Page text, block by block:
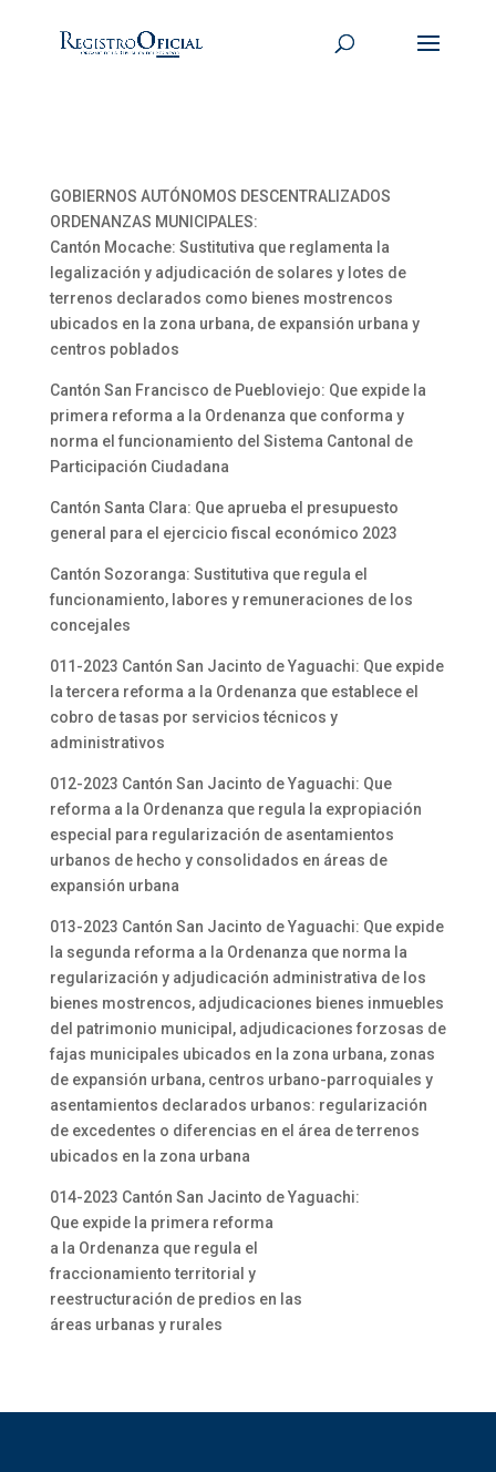
GOBIERNOS AUTÓNOMOS DESCENTRALIZADOS
ORDENANZAS MUNICIPALES:
Cantón Mocache: Sustitutiva que reglamenta la
legalización y adjudicación de solares y lotes de
terrenos declarados como bienes mostrencos
ubicados en la zona urbana, de expansión urbana y
centros poblados
Cantón San Francisco de Puebloviejo: Que expide la
primera reforma a la Ordenanza que conforma y
norma el funcionamiento del Sistema Cantonal de
Participación Ciudadana
Cantón Santa Clara: Que aprueba el presupuesto
general para el ejercicio fiscal económico 2023
Cantón Sozoranga: Sustitutiva que regula el
funcionamiento, labores y remuneraciones de los
concejales
011-2023 Cantón San Jacinto de Yaguachi: Que expide
la tercera reforma a la Ordenanza que establece el
cobro de tasas por servicios técnicos y
administrativos
012-2023 Cantón San Jacinto de Yaguachi: Que
reforma a la Ordenanza que regula la expropiación
especial para regularización de asentamientos
urbanos de hecho y consolidados en áreas de
expansión urbana
013-2023 Cantón San Jacinto de Yaguachi: Que expide
la segunda reforma a la Ordenanza que norma la
regularización y adjudicación administrativa de los
bienes mostrencos, adjudicaciones bienes inmuebles
del patrimonio municipal, adjudicaciones forzosas de
fajas municipales ubicados en la zona urbana, zonas
de expansión urbana, centros urbano-parroquiales y
asentamientos declarados urbanos: regularización
de excedentes o diferencias en el área de terrenos
ubicados en la zona urbana
014-2023 Cantón San Jacinto de Yaguachi:
Que expide la primera reforma
a la Ordenanza que regula el
fraccionamiento territorial y
reestructuración de predios en las
áreas urbanas y rurales